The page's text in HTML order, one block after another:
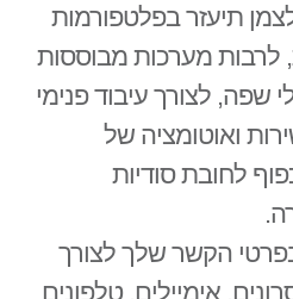
תיעזר בפלטפורמות
לרבות מערכות מבוססות
שפה, לצורך עיבוד פנימי
ואוטומציה של
לחובת סודיות
הקשר שלך לצורך
אימיילים, טלפונים